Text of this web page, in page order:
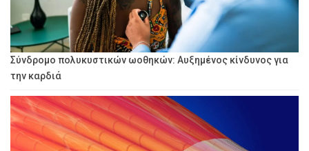
Σύνδρομο πολυκυστικών ωοθηκών: Αυξημένος κίνδυνος για
την καρδιά